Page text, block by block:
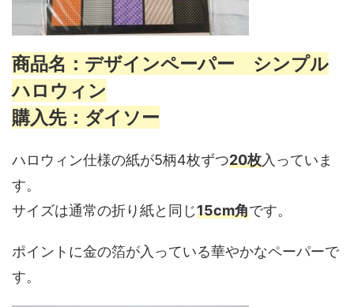
商品名：デザインペーパー シンプル
ハロウィン
購入先：ダイソー
ハロウィン仕様の紙が5柄4枚ずつ20枚入っていま
す。
サイズは通常の折り紙と同じ15cm角です。
ポイントに金の箔が入っている華やかなペーパーで
す。